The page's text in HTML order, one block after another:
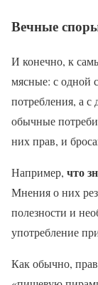
Вечные
И конечно, к
мясные: с одной
потребления, а с
обычные
них прав, и
Например, что
Мнения о них
полезности и
употребление
Как обычно,